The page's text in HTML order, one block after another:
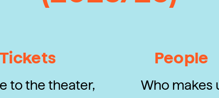
Tickets
to the theater,
People
Who makes